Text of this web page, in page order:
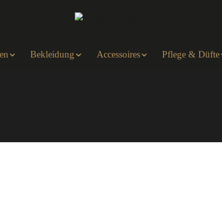
Bekleidung Accessoires Pflege & Düfte